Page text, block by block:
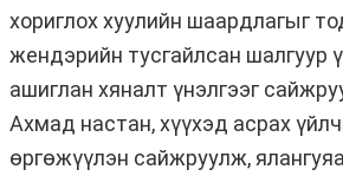
хориглох хуулийн шаардлагыг
жендэрийн тусгайлсан шалгуур
ашиглан хяналт үнэлгээг
Ахмад настан, хүүхэд асрах
өргөжүүлэн сайжруулж,